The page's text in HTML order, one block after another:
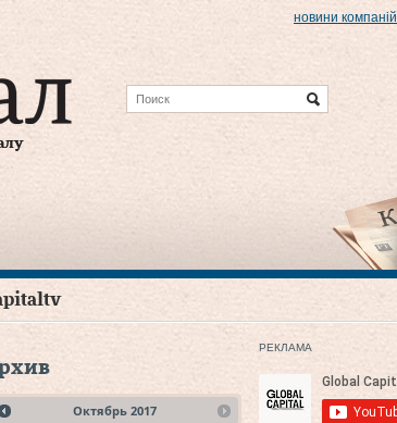
новини компаній
Октябрь 2017
РЕКЛАМА